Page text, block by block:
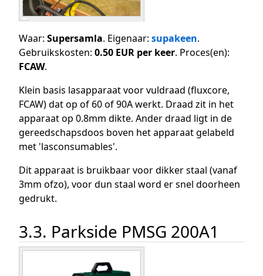
Waar: Supersamla. Eigenaar: supakeen.
Gebruikskosten: 0.50 EUR per keer. Proces(en):
FCAW.
Klein basis lasapparaat voor vuldraad (fluxcore,
FCAW) dat op of 60 of 90A werkt. Draad zit in het
apparaat op 0.8mm dikte. Ander draad ligt in de
gereedschapsdoos boven het apparaat gelabeld
met 'lasconsumables'.
Dit apparaat is bruikbaar voor dikker staal (vanaf
3mm ofzo), voor dun staal word er snel doorheen
gedrukt.
3.3. Parkside PMSG 200A1